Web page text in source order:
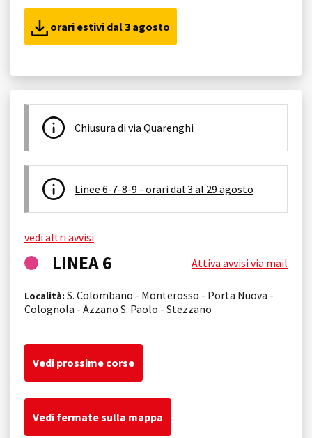
orari estivi dal 3 agosto
Chiusura di via Quarenghi
Linee 6-7-8-9 - orari dal 3 al 29 agosto
vedi altri avvisi
LINEA 6 Attiva avvisi via mail
Località: S. Colombano - Monterosso - Porta Nuova -
Colognola - Azzano S. Paolo - Stezzano
Vedi prossime corse
Vedi fermate sulla mappa